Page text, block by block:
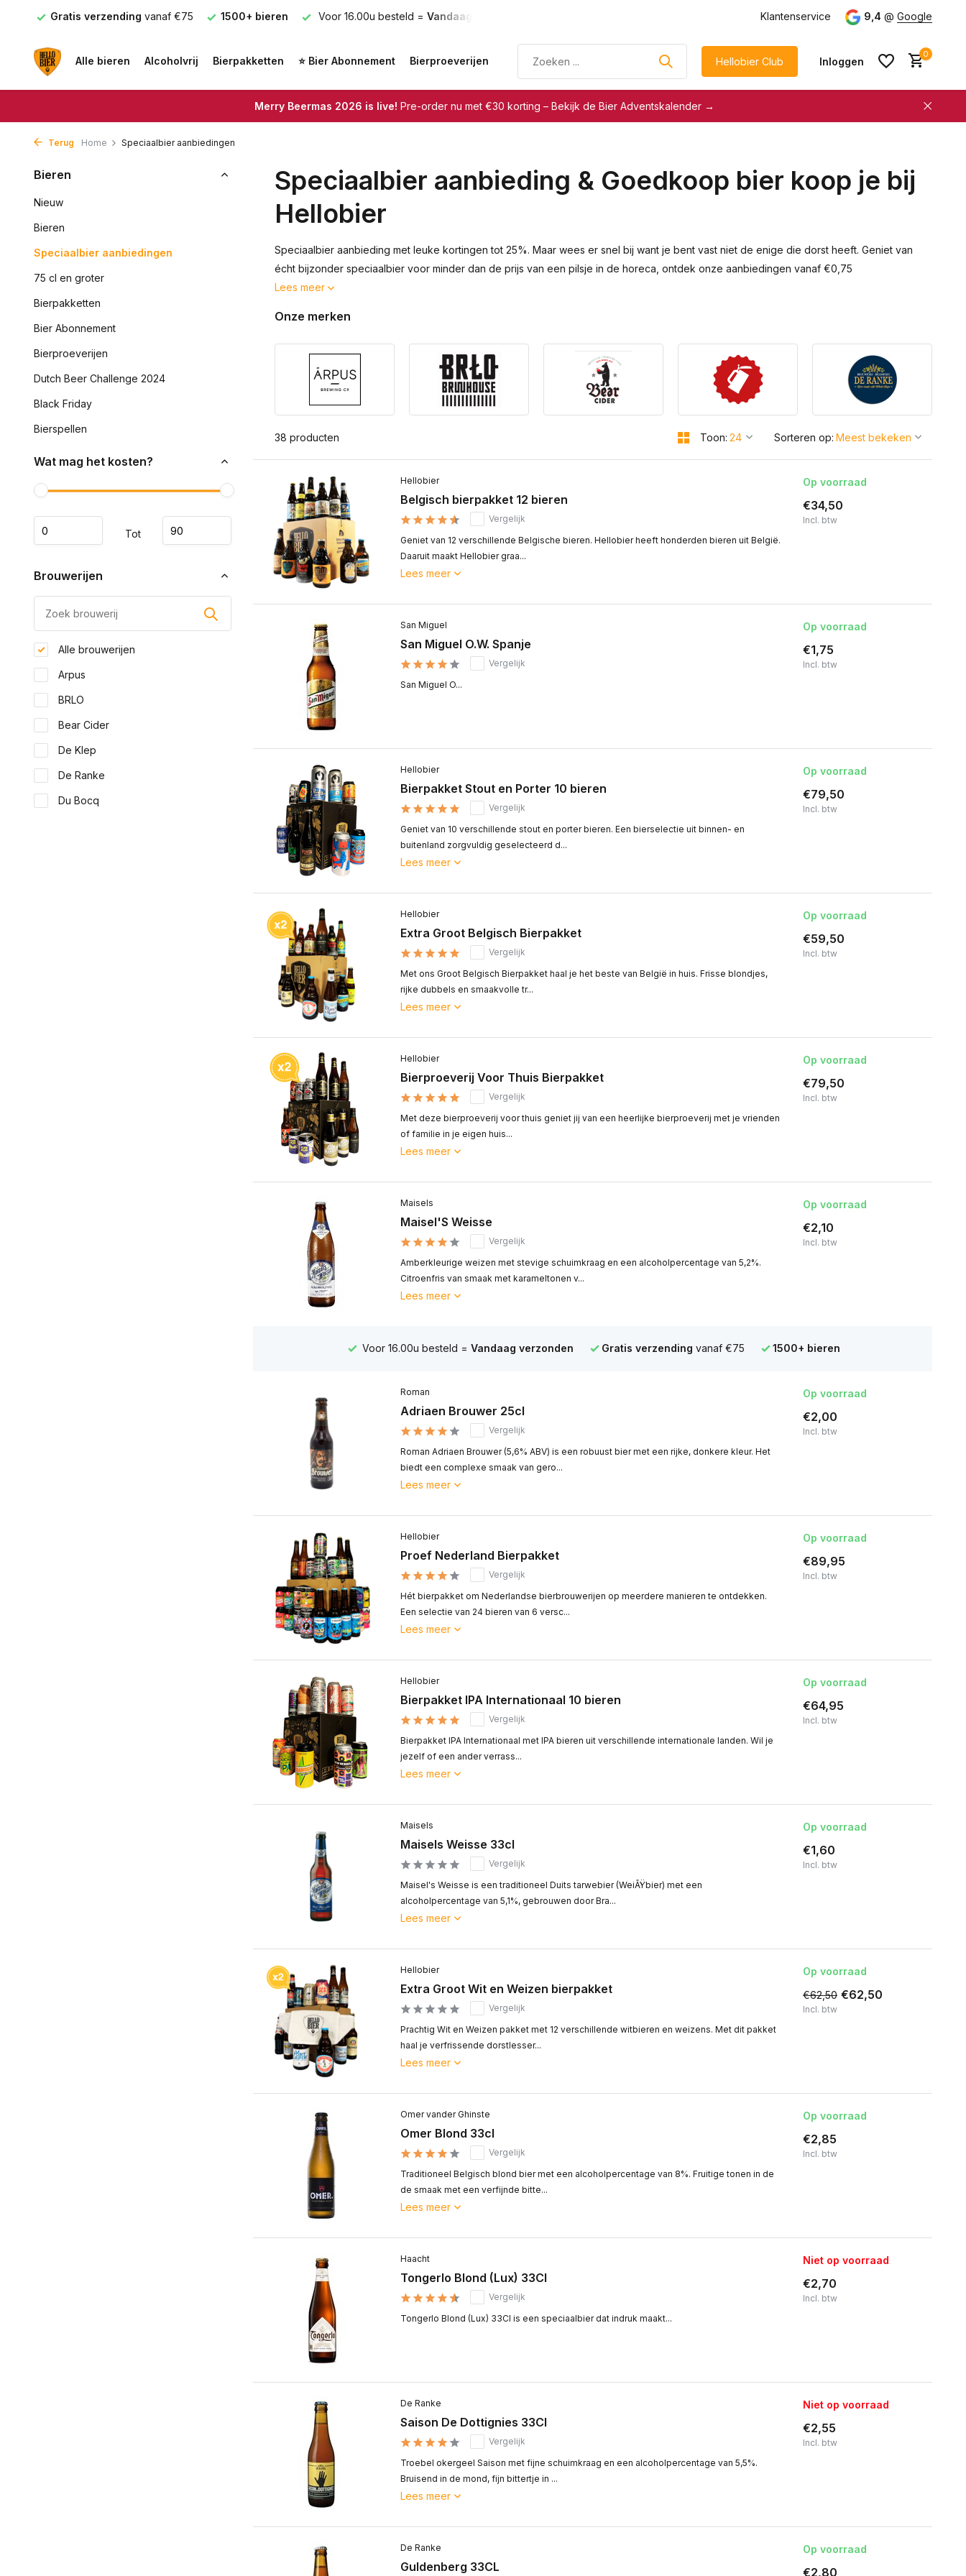
verzendingvanaf €75 1500+ bieren Voor 16.00u besteld =Vandaag verzonden Klantenservice 9,4 @ Google
Alle bieren Alcoholvrij Bierpakketten ⭐ Bier Abonnement Bierproeverijen Hellobier Club Inloggen
Account aanmaken &
Account aanmaken &
spaar automatisch voor
0
Merry Beermas 2026 is live! Pre-order nu met €30 korting – Bekijk de Bier Adventskalender →
Terug Home Speciaalbier aanbiedingen
Bieren
Nieuw
Bieren
Speciaalbier aanbiedingen
75 cl en groter
Bierpakketten
Bier Abonnement
Bierproeverijen
Dutch Beer Challenge 2024
Black Friday
Bierspellen
Wat mag het kosten?
Tot
Brouwerijen
Alle brouwerijen
Arpus
BRLO
Bear Cider
De Klep
De Ranke
Du Bocq
Speciaalbier aanbieding & Goedkoop bier koop je bij
Hellobier
Speciaalbier aanbieding met leuke kortingen tot 25%. Maar wees er snel bij want je bent vast niet de enige die dorst heeft. Geniet van
écht bijzonder speciaalbier voor minder dan de prijs van een pilsje in de horeca, ontdek onze aanbiedingen vanaf €0,75
Lees meer
Onze merken
38 producten Toon: Sorteren op:
Hellobier
Belgisch bierpakket 12 bieren
Vergelijk
Geniet van 12 verschillende Belgische bieren. Hellobier heeft honderden bieren uit België.
Daaruit maakt Hellobier graa...
Lees meer
Op voorraad
€34,50
Incl. btw
San Miguel
San Miguel O.W. Spanje
Vergelijk
San Miguel O...
Op voorraad
€1,75
Incl. btw
Hellobier
Bierpakket Stout en Porter 10 bieren
Vergelijk
Geniet van 10 verschillende stout en porter bieren. Een bierselectie uit binnen- en
buitenland zorgvuldig geselecteerd d...
Lees meer
Op voorraad
€79,50
Incl. btw
Hellobier
Extra Groot Belgisch Bierpakket
Vergelijk
Met ons Groot Belgisch Bierpakket haal je het beste van België in huis. Frisse blondjes,
rijke dubbels en smaakvolle tr...
Lees meer
Op voorraad
€59,50
Incl. btw
Hellobier
Bierproeverij Voor Thuis Bierpakket
Vergelijk
Met deze bierproeverij voor thuis geniet jij van een heerlijke bierproeverij met je vrienden
of familie in je eigen huis...
Lees meer
Op voorraad
€79,50
Incl. btw
Maisels
Maisel'S Weisse
Vergelijk
Amberkleurige weizen met stevige schuimkraag en een alcoholpercentage van 5,2%.
Citroenfris van smaak met karameltonen v...
Lees meer
Op voorraad
€2,10
Incl. btw
Voor 16.00u besteld = Vandaag verzonden Gratis verzending vanaf €75 1500+ bieren
Roman
Adriaen Brouwer 25cl
Vergelijk
Roman Adriaen Brouwer (5,6% ABV) is een robuust bier met een rijke, donkere kleur. Het
biedt een complexe smaak van gero...
Lees meer
Op voorraad
€2,00
Incl. btw
Hellobier
Proef Nederland Bierpakket
Vergelijk
Hét bierpakket om Nederlandse bierbrouwerijen op meerdere manieren te ontdekken.
Een selectie van 24 bieren van 6 versc...
Lees meer
Op voorraad
€89,95
Incl. btw
Hellobier
Bierpakket IPA Internationaal 10 bieren
Vergelijk
Bierpakket IPA Internationaal met IPA bieren uit verschillende internationale landen. Wil je
jezelf of een ander verrass...
Lees meer
Op voorraad
€64,95
Incl. btw
Maisels
Maisels Weisse 33cl
Vergelijk
Maisel's Weisse is een traditioneel Duits tarwebier (WeiÃŸbier) met een
alcoholpercentage van 5,1%, gebrouwen door Bra...
Lees meer
Op voorraad
€1,60
Incl. btw
Hellobier
Extra Groot Wit en Weizen bierpakket
Vergelijk
Prachtig Wit en Weizen pakket met 12 verschillende witbieren en weizens. Met dit pakket
haal je verfrissende dorstlesser...
Lees meer
Op voorraad
€62,50 €62,50
Incl. btw
Omer vander Ghinste
Omer Blond 33cl
Vergelijk
Traditioneel Belgisch blond bier met een alcoholpercentage van 8%. Fruitige tonen in de
de smaak met een verfijnde bitte...
Lees meer
Op voorraad
€2,85
Incl. btw
Haacht
Tongerlo Blond (Lux) 33Cl
Vergelijk
Tongerlo Blond (Lux) 33Cl is een speciaalbier dat indruk maakt...
Niet op voorraad
€2,70
Incl. btw
De Ranke
Saison De Dottignies 33Cl
Vergelijk
Troebel okergeel Saison met fijne schuimkraag en een alcoholpercentage van 5,5%.
Bruisend in de mond, fijn bittertje in ...
Lees meer
Niet op voorraad
€2,55
Incl. btw
De Ranke
Guldenberg 33CL
Op voorraad
€2,80